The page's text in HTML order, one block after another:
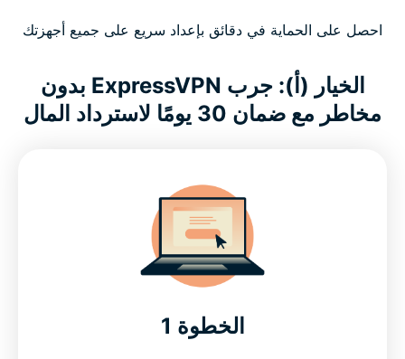
احصل على الحماية في دقائق بإعداد سريع على جميع أجهزتك
الخيار (أ): جرب ExpressVPN بدون
مخاطر مع ضمان 30 يومًا لاسترداد المال
الخطوة 1